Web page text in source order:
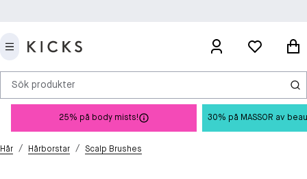
Sök produkter
25% på body mists! 30% på MASSOR av
Hår / Hårborstar / Scalp Brushes